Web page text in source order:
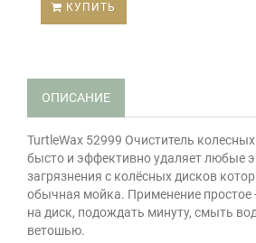
КУПИТЬ
ОПИСАНИЕ
TurtleWax 52999 Очиститель
бысто и эффективно удаляет любые
загрязнения с колёсных дисков
обычная мойка. Применение простое
на диск, подождать минуту, смыть
ветошью.